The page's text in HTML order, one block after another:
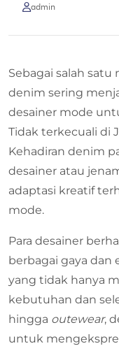
admin
Sebagai salah satu
denim sering
desainer mode
Tidak terkecuali di
Kehadiran denim
desainer atau
adaptasi kreatif
mode.
Para desainer
berbagai gaya dan
yang tidak hanya
kebutuhan dan
hingga outewear,
untuk